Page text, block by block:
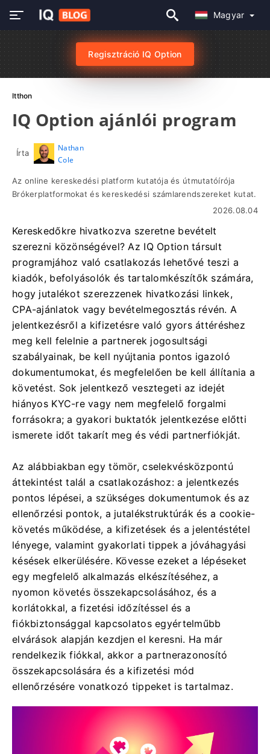
Magyar
Regisztráció IQ Option
Itthon
IQ Option ajánlói program
Írta
Nathan
Cole
Az online kereskedési platform kutatója és útmutatóírója
Brókerplatformokat és kereskedési számlarendszereket kutat.
2026.08.04
Kereskedőkre hivatkozva szeretne bevételt
szerezni közönségével? Az IQ Option társult
programjához való csatlakozás lehetővé teszi a
kiadók, befolyásolók és tartalomkészítők számára,
hogy jutalékot szerezzenek hivatkozási linkek,
CPA-ajánlatok vagy bevételmegosztás révén. A
jelentkezésről a kifizetésre való gyors áttéréshez
meg kell felelnie a partnerek jogosultsági
szabályainak, be kell nyújtania pontos igazoló
dokumentumokat, és megfelelően be kell állítania a
követést. Sok jelentkező vesztegeti az idejét
hiányos KYC-re vagy nem megfelelő forgalmi
forrásokra; a gyakori buktatók jelentkezése előtti
ismerete időt takarít meg és védi partnerfiókját.
Az alábbiakban egy tömör, cselekvésközpontú
áttekintést talál a csatlakozáshoz: a jelentkezés
pontos lépései, a szükséges dokumentumok és az
ellenőrzési pontok, a jutalékstruktúrák és a cookie-
követés működése, a kifizetések és a jelentéstétel
lényege, valamint gyakorlati tippek a jóváhagyási
késések elkerülésére. Kövesse ezeket a lépéseket
egy megfelelő alkalmazás elkészítéséhez, a
nyomon követés összekapcsolásához, és a
korlátokkal, a fizetési időzítéssel és a
fiókbiztonsággal kapcsolatos egyértelműbb
elvárások alapján kezdjen el keresni. Ha már
rendelkezik fiókkal, akkor a partnerazonosító
összekapcsolására és a kifizetési mód
ellenőrzésére vonatkozó tippeket is tartalmaz.